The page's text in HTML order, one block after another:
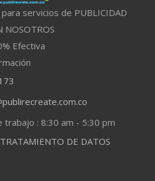
servicios de PUBLICIDAD
NOSOTROS
Efectiva
trabajo : 8:30 am - 5:30 pm
DE DATOS